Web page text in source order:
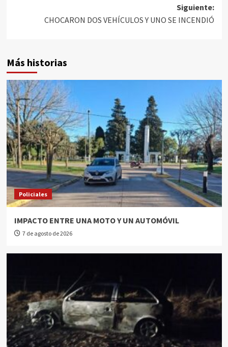
Siguiente:
CHOCARON DOS VEHÍCULOS Y UNO SE INCENDIÓ
Más historias
Policiales
IMPACTO ENTRE UNA MOTO Y UN AUTOMÓVIL
7 de agosto de 2026